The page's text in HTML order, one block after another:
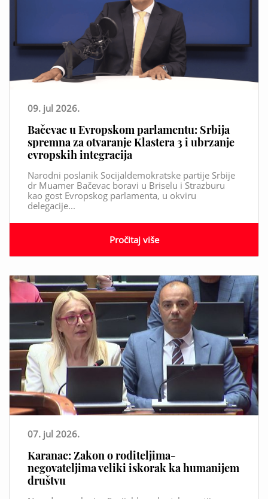
09. jul 2026.
Bačevac u Evropskom parlamentu: Srbija
spremna za otvaranje Klastera 3 i ubrzanje
evropskih integracija
Narodni poslanik Socijaldemokratske partije Srbije
dr Muamer Bačevac boravi u Briselu i Strazburu
kao gost Evropskog parlamenta, u okviru
delegacije...
Pročitaj više
07. jul 2026.
Karanac: Zakon o roditeljima-
negovateljima veliki iskorak ka humanijem
društvu